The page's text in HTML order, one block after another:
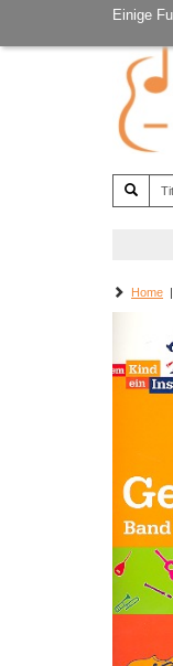
Einige
Home |